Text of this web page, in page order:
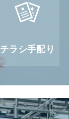
チラシ手配り